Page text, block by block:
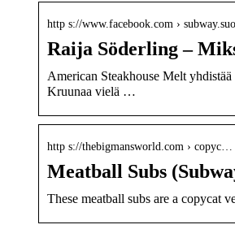
http s://www.facebook.com ›
Raija Söderling –
American Steakhouse Melt
Kruunaa vielä …
http s://thebigmansworld.com › copyc…
Meatball Subs
These meatball subs are a copycat